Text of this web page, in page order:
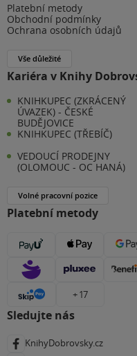
Platební metody
Obchodní podmínky
Ochrana osobních údajů
Vše důležité
Kariéra v Knihy
KNIHKUPEC (ZKRÁCENÝ
ÚVAZEK) - ČESKÉ
BUDĚJOVICE
KNIHKUPEC (TŘEBÍČ)
VEDOUCÍ PRODEJNY
(OLOMOUC - OC HANÁ)
Volné pracovní pozice
Platební metody
+ 17
Sledujte nás
KnihyDobrovsky.cz